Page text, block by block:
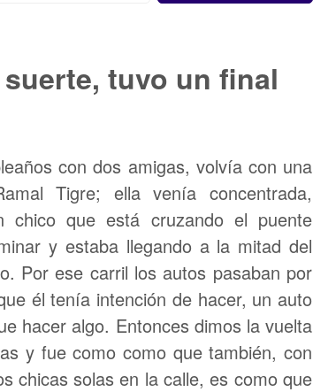
tuvo un final
con dos amigas, volvía con una
Tigre; ella venía concentrada,
chico que está cruzando el puente
y estaba llegando a la mitad del
Por ese carril los autos pasaban por
él tenía intención de hacer, un auto
hacer algo. Entonces dimos la vuelta
y fue como como que también, con
chicas solas en la calle, es como que